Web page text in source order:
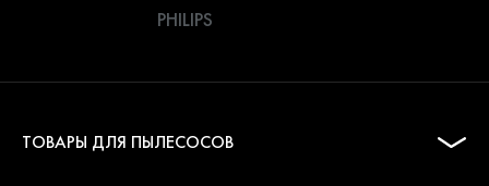
PHILIPS
ТОВАРЫ ДЛЯ ПЫЛЕСОСОВ